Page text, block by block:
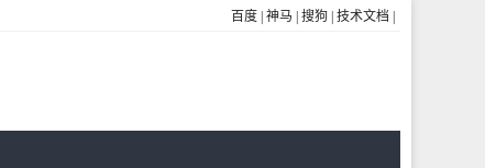
百度 神马 搜狗 技术文档